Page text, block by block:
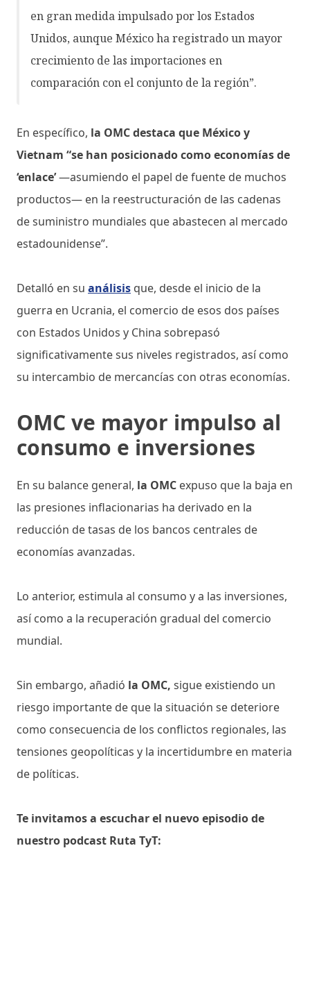
en gran medida impulsado por los Estados
Unidos, aunque México ha registrado un mayor
crecimiento de las importaciones en
comparación con el conjunto de la región”.
En específico, la OMC destaca que México y
Vietnam “se han posicionado como economías de
‘enlace’—asumiendo el papel de fuente de muchos
productos— en la reestructuración de las cadenas
de suministro mundiales que abastecen al mercado
estadounidense”.
Detalló en su análisis que, desde el inicio de la
guerra en Ucrania, el comercio de esos dos países
con Estados Unidos y China sobrepasó
significativamente sus niveles registrados, así como
su intercambio de mercancías con otras economías.
OMC ve mayor impulso al
consumo e inversiones
En su balance general, la OMC expuso que la baja en
las presiones inflacionarias ha derivado en la
reducción de tasas de los bancos centrales de
economías avanzadas.
Lo anterior, estimula al consumo y a las inversiones,
así como a la recuperación gradual del comercio
mundial.
Sin embargo, añadió la OMC, sigue existiendo un
riesgo importante de que la situación se deteriore
como consecuencia de los conflictos regionales, las
tensiones geopolíticas y la incertidumbre en materia
de políticas.
Te invitamos a escuchar el nuevo episodio de
nuestro podcast Ruta TyT: